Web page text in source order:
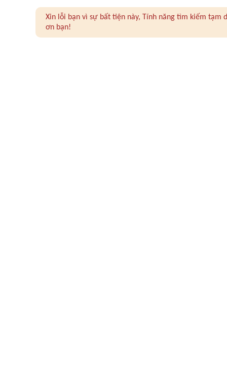
Xin lỗi bạn vì sự bất tiện này, Tính năng tìm kiếm
ơn bạn!